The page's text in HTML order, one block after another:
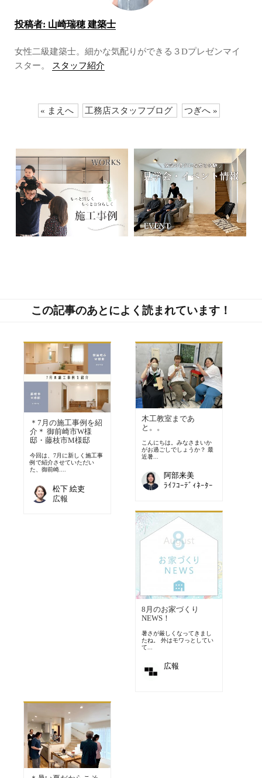
投稿者: 山崎瑞穂 建築士
女性二級建築士。細かな気配りができる３Dプレゼンマイ
スター。
スタッフ紹介
« まえへ 工務店スタッフブログ つぎへ »
この記事のあとによく読まれています！
＊7月の施工事例を紹
介＊ 御前崎市W様
邸・藤枝市M様邸
今回は、7月に新しく施工事
例で紹介させていただい
た、御前崎....
松下 絵吏
広報
木工教室まであ
と。。
こんにちは。みなさまいか
がお過ごしでしょうか？ 最
近暑...
阿部来美
ﾗｲﾌｺｰﾃﾞｨﾈｰﾀｰ
8月のお家づくり
NEWS！
暑さが厳しくなってきまし
たね。 外はモワっとしてい
て...
広報